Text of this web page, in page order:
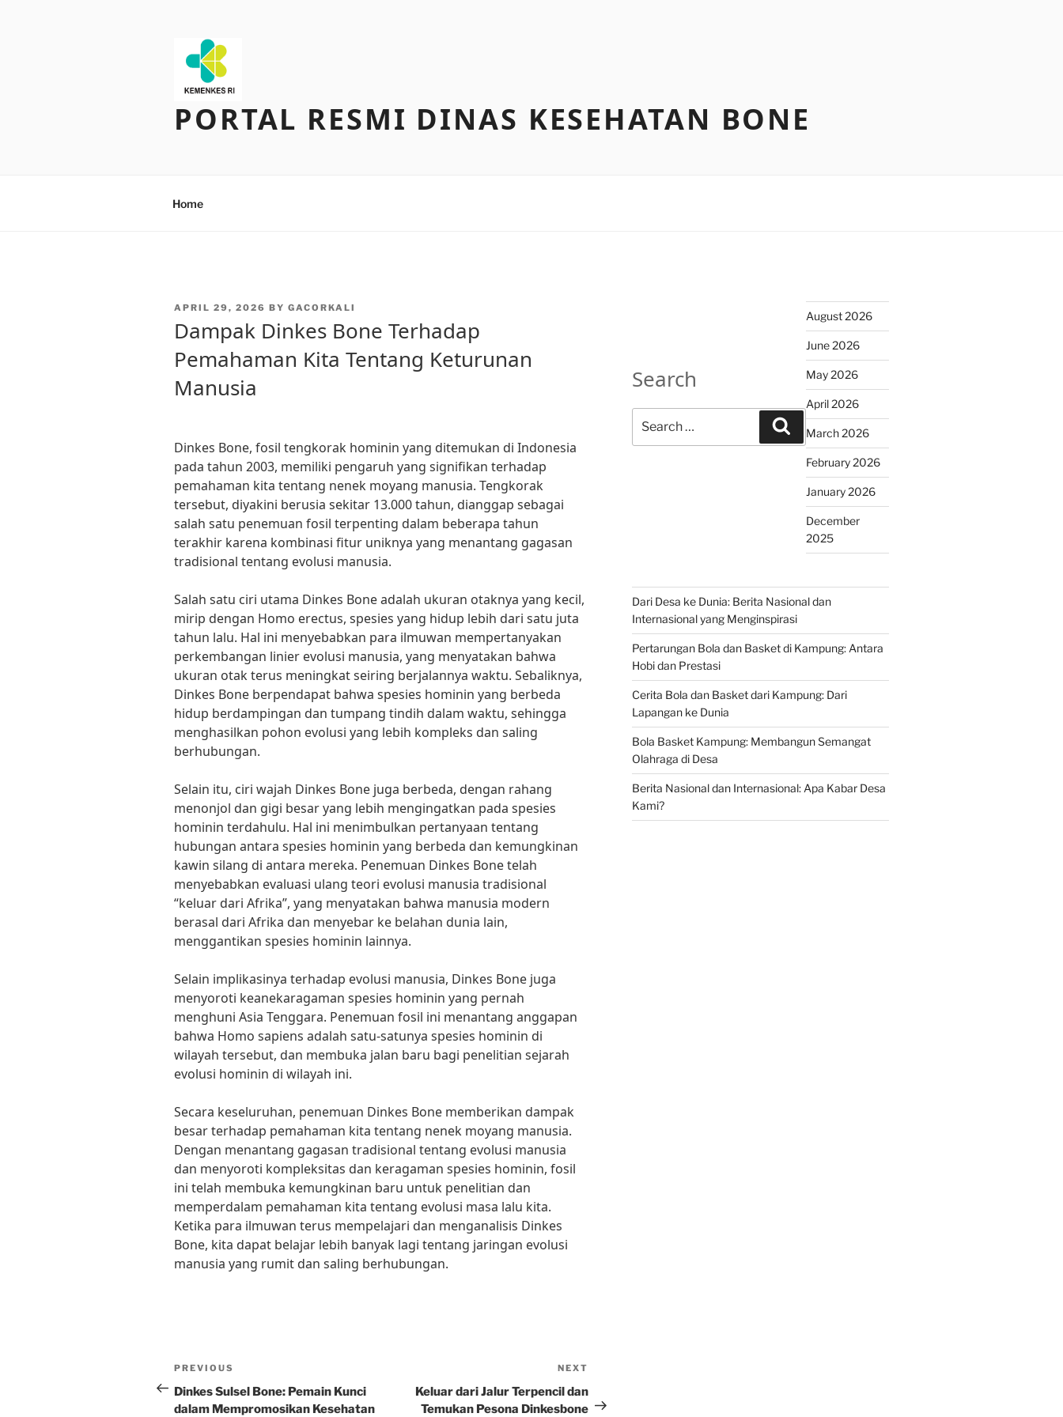
PORTAL RESMI DINAS KESEHATAN BONE
Home
POSTED
APRIL 29, 2026 BY GACORKALI
Dampak Dinkes Bone Terhadap
Pemahaman Kita Tentang Keturunan
Manusia
Dinkes Bone, fosil tengkorak hominin yang ditemukan di Indonesia
pada tahun 2003, memiliki pengaruh yang signifikan terhadap
pemahaman kita tentang nenek moyang manusia. Tengkorak
tersebut, diyakini berusia sekitar 13.000 tahun, dianggap sebagai
salah satu penemuan fosil terpenting dalam beberapa tahun
terakhir karena kombinasi fitur uniknya yang menantang gagasan
tradisional tentang evolusi manusia.
Salah satu ciri utama Dinkes Bone adalah ukuran otaknya yang kecil,
mirip dengan Homo erectus, spesies yang hidup lebih dari satu juta
tahun lalu. Hal ini menyebabkan para ilmuwan mempertanyakan
perkembangan linier evolusi manusia, yang menyatakan bahwa
ukuran otak terus meningkat seiring berjalannya waktu. Sebaliknya,
Dinkes Bone berpendapat bahwa spesies hominin yang berbeda
hidup berdampingan dan tumpang tindih dalam waktu, sehingga
menghasilkan pohon evolusi yang lebih kompleks dan saling
berhubungan.
Selain itu, ciri wajah Dinkes Bone juga berbeda, dengan rahang
menonjol dan gigi besar yang lebih mengingatkan pada spesies
hominin terdahulu. Hal ini menimbulkan pertanyaan tentang
hubungan antara spesies hominin yang berbeda dan kemungkinan
kawin silang di antara mereka. Penemuan Dinkes Bone telah
menyebabkan evaluasi ulang teori evolusi manusia tradisional
“keluar dari Afrika”, yang menyatakan bahwa manusia modern
berasal dari Afrika dan menyebar ke belahan dunia lain,
menggantikan spesies hominin lainnya.
Selain implikasinya terhadap evolusi manusia, Dinkes Bone juga
menyoroti keanekaragaman spesies hominin yang pernah
menghuni Asia Tenggara. Penemuan fosil ini menantang anggapan
bahwa Homo sapiens adalah satu-satunya spesies hominin di
wilayah tersebut, dan membuka jalan baru bagi penelitian sejarah
evolusi hominin di wilayah ini.
Secara keseluruhan, penemuan Dinkes Bone memberikan dampak
besar terhadap pemahaman kita tentang nenek moyang manusia.
Dengan menantang gagasan tradisional tentang evolusi manusia
dan menyoroti kompleksitas dan keragaman spesies hominin, fosil
ini telah membuka kemungkinan baru untuk penelitian dan
memperdalam pemahaman kita tentang evolusi masa lalu kita.
Ketika para ilmuwan terus mempelajari dan menganalisis Dinkes
Bone, kita dapat belajar lebih banyak lagi tentang jaringan evolusi
manusia yang rumit dan saling berhubungan.
Post
navigation
Previous
Post
PREVIOUS
Dinkes Sulsel Bone: Pemain Kunci
dalam Mempromosikan Kesehatan
Post
NEXT
Keluar dari Jalur Terpencil dan
Temukan Pesona Dinkesbone
Search
for:
Search
August 2026
June 2026
May 2026
April 2026
March 2026
February 2026
January 2026
December
2025
Dari Desa ke Dunia: Berita Nasional dan
Internasional yang Menginspirasi
Pertarungan Bola dan Basket di Kampung: Antara
Hobi dan Prestasi
Cerita Bola dan Basket dari Kampung: Dari
Lapangan ke Dunia
Bola Basket Kampung: Membangun Semangat
Olahraga di Desa
Berita Nasional dan Internasional: Apa Kabar Desa
Kami?